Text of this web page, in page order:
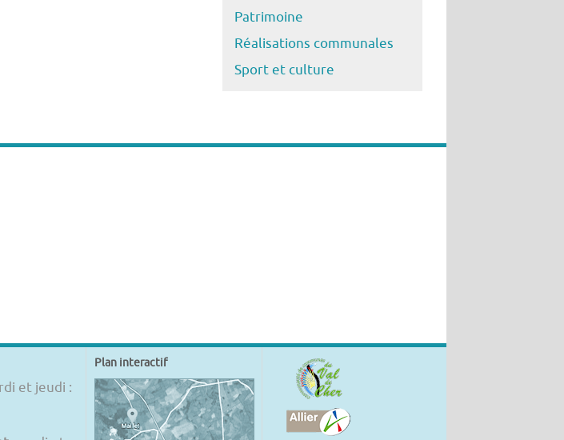
Patrimoine
Réalisations communales
Sport et culture
et jeudi :
Plan interactif